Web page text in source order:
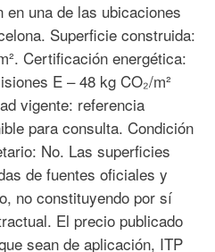
una de las ubicaciones
Superficie construida:
Certificación energética:
E – 48 kg CO₂/m²
vigente: referencia
para consulta. Condición
No. Las superficies
de fuentes oficiales y
no constituyendo por sí
El precio publicado
sean de aplicación, ITP